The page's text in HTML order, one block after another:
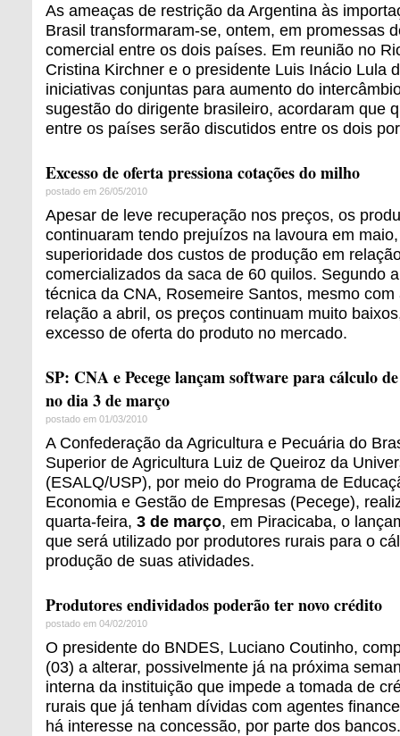
As ameaças de restrição da Argentina às
Brasil transformaram-se, ontem, em promessas
comercial entre os dois países. Em reunião no
Cristina Kirchner e o presidente Luis Inácio Lula
iniciativas conjuntas para aumento do
sugestão do dirigente brasileiro, acordaram que
entre os países serão discutidos entre os dois
Excesso de oferta pressiona cotações do milho
postado em 26/05/2010
Apesar de leve recuperação nos preços, os
continuaram tendo prejuízos na lavoura em
superioridade dos custos de produção em
comercializados da saca de 60 quilos. Segundo
técnica da CNA, Rosemeire Santos, mesmo
relação a abril, os preços continuam muito
excesso de oferta do produto no mercado.
SP: CNA e Pecege lançam software para cálculo
no dia 3 de março
postado em 01/03/2010
A Confederação da Agricultura e Pecuária do
Superior de Agricultura Luiz de Queiroz da
(ESALQ/USP), por meio do Programa de
Economia e Gestão de Empresas (Pecege),
quarta-feira, 3 de março, em Piracicaba, o
que será utilizado por produtores rurais para o
produção de suas atividades.
Produtores endividados poderão ter novo crédito
postado em 04/02/2010
O presidente do BNDES, Luciano Coutinho,
(03) a alterar, possivelmente já na próxima
interna da instituição que impede a tomada de
rurais que já tenham dívidas com agentes
há interesse na concessão, por parte dos bancos.